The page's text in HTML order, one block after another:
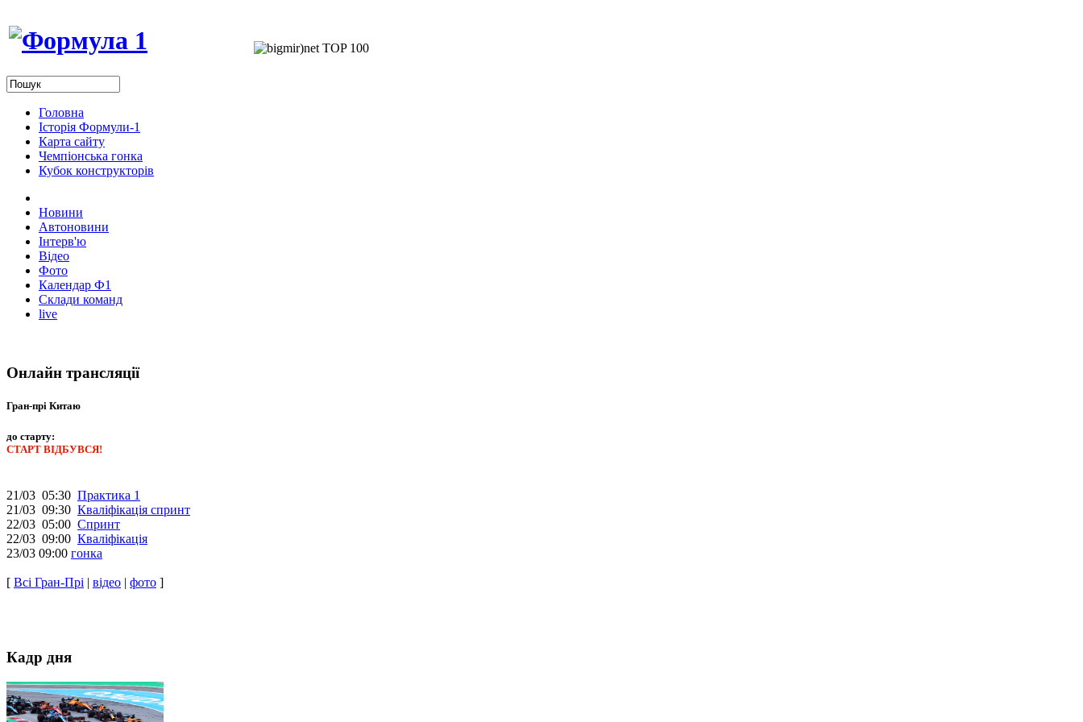
Головна
Історія Формули-1
Карта сайту
Чемпіонська гонка
Кубок конструкторів
Новини
Автоновини
Інтерв'ю
Відео
Фото
Календар Ф1
Склади команд
live
Онлайн трансляції
Гран-прі Китаю
до старту:
СТАРТ ВІДБУВСЯ!
21/03 05:30 Практика 1
21/03 09:30 Кваліфікація спринт
22/03 05:00 Спринт
22/03 09:00 Кваліфікація
23/03 09:00 гонка
[ Всі Гран-Прі | відео | фото ]
Кадр дня